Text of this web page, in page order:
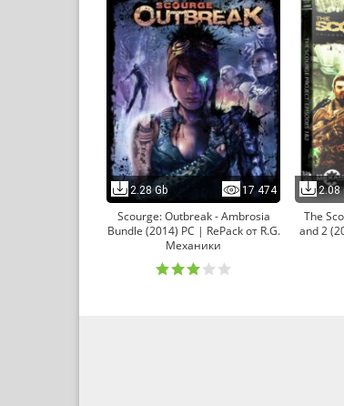
2.28 Gb 17 474
Scourge: Outbreak - Ambrosia
Bundle (2014) PC | RePack от R.G.
Механики
2.08
The
and 2